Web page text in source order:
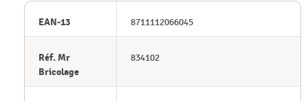
EAN-13 8711112066045
Réf. Mr
Bricolage
834102